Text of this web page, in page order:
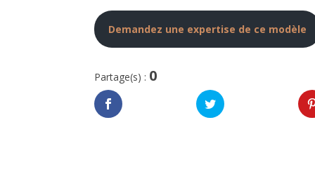
Demandez une expertise de ce modèle
Partage(s) : 0